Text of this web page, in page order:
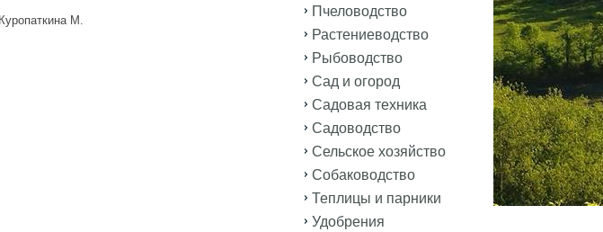
М.
Пчеловодство
Растениеводство
Рыбоводство
Сад и огород
Садовая техника
Садоводство
Сельское хозяйство
Собаководство
Теплицы и парники
Удобрения